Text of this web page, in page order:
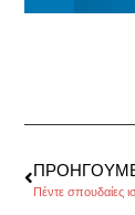
Πέντε σπουδαίες